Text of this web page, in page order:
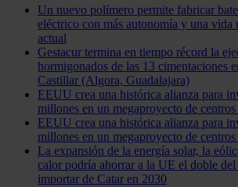
Un nuevo polímero permite fabricar
eléctrico con más autonomía y una vida
actual
Gestacur termina en tiempo récord la
hormigonados de las 13 cimentaciones
Castillar (Algora, Guadalajara)
EEUU crea una histórica alianza para
millones en un megaproyecto de
EEUU crea una histórica alianza para
millones en un megaproyecto de
La expansión de la energía solar, la
calor podría ahorrar a la UE el doble del
importar de Catar en 2030